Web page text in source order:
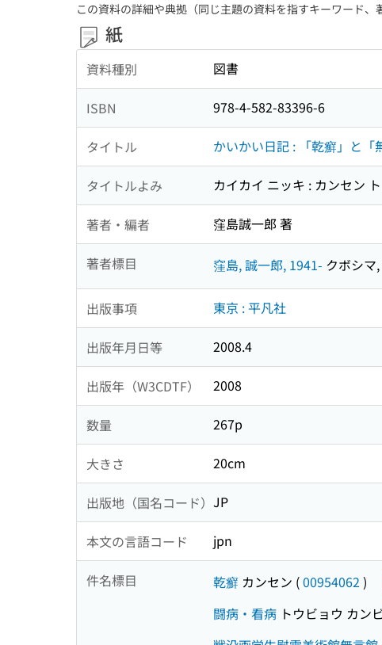
この資料の詳細や典拠（同じ主題の資料を指すキーワード、
紙
資料種別 図書
ISBN 978-4-582-83396-6
タイトル かいかい日記 : 「乾癬」と「
タイトルよみ カイカイ ニッキ : カンセン
著者・編者 窪島誠一郎 著
著者標目 窪島, 誠一郎, 1941- クボシマ
出版事項 東京 : 平凡社
出版年月日等 2008.4
出版年（W3CDTF） 2008
数量 267p
大きさ 20cm
出版地（国名コード） JP
本文の言語コード jpn
件名標目 乾癬 カンセン (00954062 )
闘病・看病 トウビョウ カン